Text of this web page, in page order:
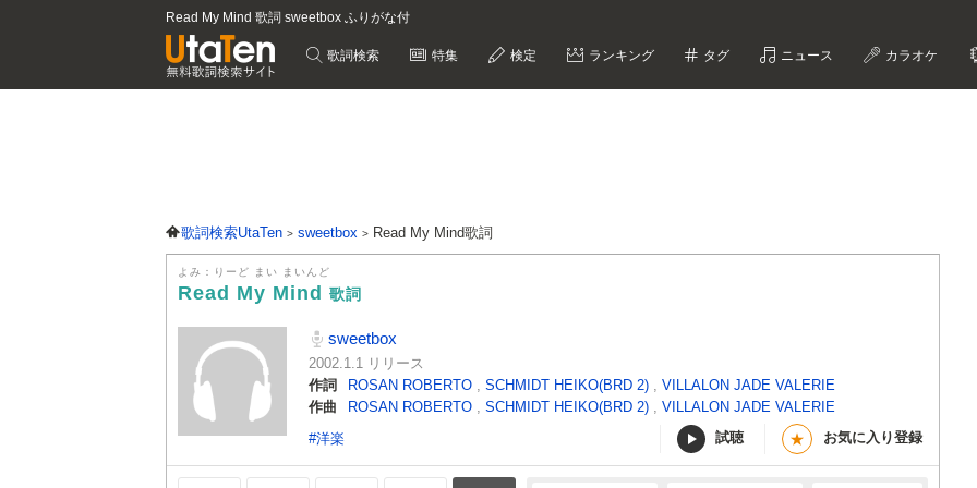
Read My Mind 歌詞 sweetbox ふりがな付
歌詞検索 特集 検定 ランキング タグ ニュース カラオケ
歌詞検索UtaTen sweetbox Read My Mind歌詞
よみ：りーど まい まいんど
Read My Mind 歌詞
sweetbox
2002.1.1 リリース
作詞
ROSAN ROBERTO , SCHMIDT HEIKO(BRD 2) , VILLALON JADE VALERIE
作曲
ROSAN ROBERTO , SCHMIDT HEIKO(BRD 2) , VILLALON JADE VALERIE
#洋楽
試聴 ★ お気に入り登録